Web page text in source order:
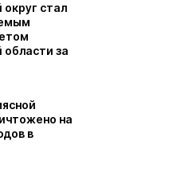
округ стал
области за
на
в